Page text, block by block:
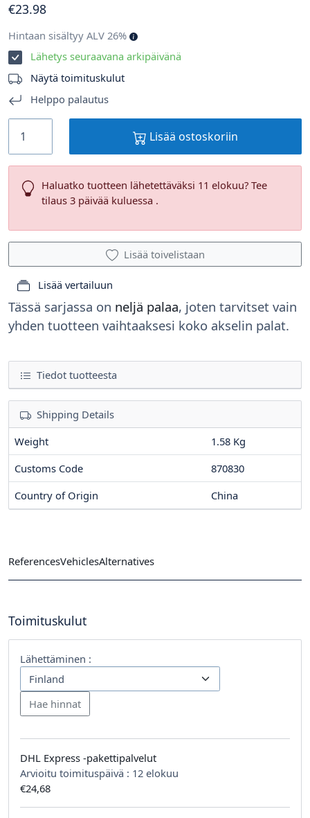
Tässä sarjassa on neljä palaa, joten tarvitset vain
yhden tuotteen vaihtaaksesi koko akselin palat.
Tiedot tuotteesta
Shipping Details
Weight
1.58 Kg
Customs Code
870830
Country of Origin
China
€23.98
Hintaan sisältyy ALV 26%
Lähetys seuraavana arkipäivänä
Näytä toimituskulut
Helppo palautus
Lisää ostoskoriin
Haluatko tuotteen lähetettäväksi 11 elokuu? Tee
tilaus 3 päivää kuluessa .
Lisää toivelistaan
Lisää vertailuun
ReferencesVehiclesAlternatives
Toimituskulut
Lähettäminen :
DHL Express -pakettipalvelut
Arvioitu toimituspäivä : 12 elokuu
€24,68